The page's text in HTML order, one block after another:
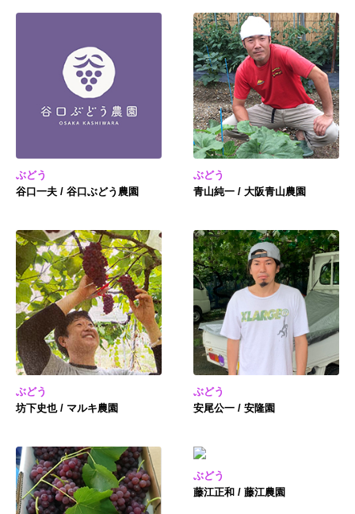
ぶどう
谷口一夫 / 谷口ぶどう農園
ぶどう
青山純一 / 大阪青山農園
ぶどう
坊下史也 / マルキ農園
ぶどう
安尾公一 / 安隆園
ぶどう
藤江正和 / 藤江農園